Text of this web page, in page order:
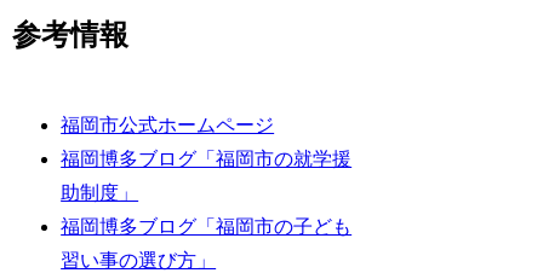
参考情報
福岡市公式ホームページ
福岡博多ブログ「福岡市の就学援
助制度」
福岡博多ブログ「福岡市の子ども
習い事の選び方」